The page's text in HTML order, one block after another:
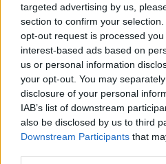
targeted advertising by us,
section to confirm your
opt-out request is processed
interest-based ads based on
us or personal information
your opt-out. You may
disclosure of your personal
IAB’s list of downstream
also be disclosed by us to third
Downstream Participants that
Sigue leyendo
CRIPTOMONEDAS